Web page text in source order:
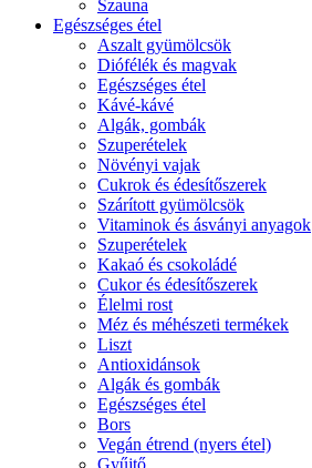
Szauna
Egészséges étel
Aszalt gyümölcsök
Diófélék és magvak
Egészséges étel
Kávé-kávé
Algák, gombák
Szuperételek
Növényi vajak
Cukrok és édesítőszerek
Szárított gyümölcsök
Vitaminok és ásványi anyagok
Szuperételek
Kakaó és csokoládé
Cukor és édesítőszerek
Élelmi rost
Méz és méhészeti termékek
Liszt
Antioxidánsok
Algák és gombák
Egészséges étel
Bors
Vegán étrend (nyers étel)